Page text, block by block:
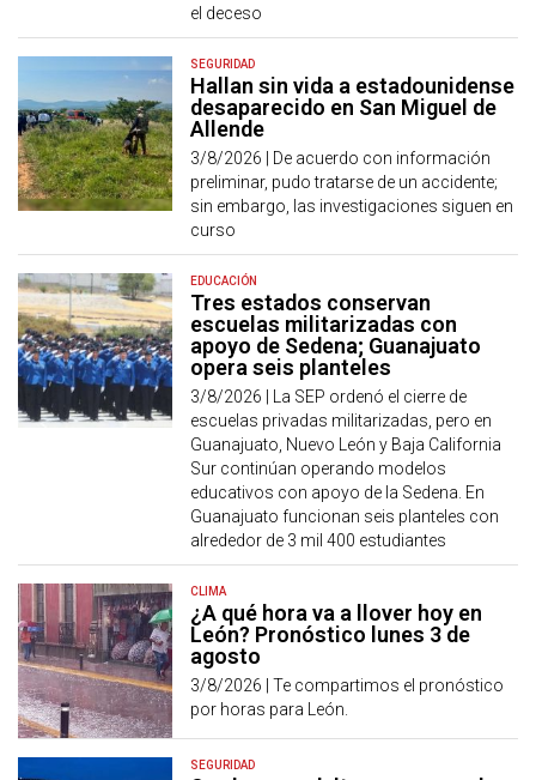
el deceso
SEGURIDAD
Hallan sin vida a estadounidense
desaparecido en San Miguel de
Allende
3/8/2026 | De acuerdo con información
preliminar, pudo tratarse de un accidente;
sin embargo, las investigaciones siguen en
curso
EDUCACIÓN
Tres estados conservan
escuelas militarizadas con
apoyo de Sedena; Guanajuato
opera seis planteles
3/8/2026 |
La SEP ordenó el cierre de
escuelas privadas militarizadas, pero en
Guanajuato, Nuevo León y Baja California
Sur continúan operando modelos
educativos con apoyo de la Sedena. En
Guanajuato funcionan seis planteles con
alrededor de 3 mil 400 estudiantes
CLIMA
¿A qué hora va a llover hoy en
León? Pronóstico lunes 3 de
agosto
3/8/2026 |Te compartimos el pronóstico
por horas para León.
SEGURIDAD